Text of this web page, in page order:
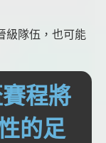
級隊伍，也可能
程將
的足